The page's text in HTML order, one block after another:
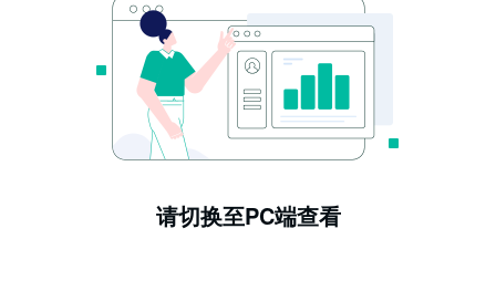
请切换至PC端查看